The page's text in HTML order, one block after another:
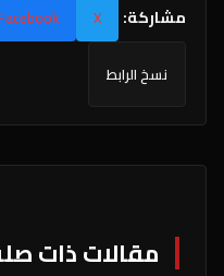
مشاركة: X
نسخ الرابط
مقالات ذات